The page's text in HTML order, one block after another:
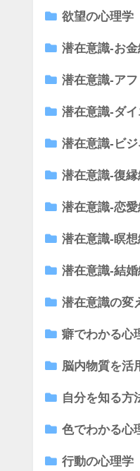
欲望の心理学
潜在意識-お
潜在意識-ア
潜在意識-ダ
潜在意識-ビ
潜在意識-復
潜在意識-恋
潜在意識-瞑
潜在意識-結
潜在意識の変
癖でわかる心
脳内物質を活
自分を知る方
色でわかる心
行動の心理学